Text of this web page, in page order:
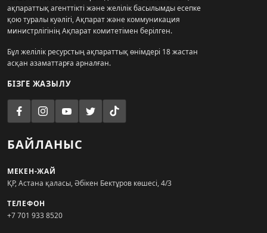
ақпараттық агенттікті және желілік басылымды есепке
қою туралы куәлігі, Ақпарат және коммуникация
министрлігінің Ақпарат комитетімен берілген.
Бұл желілік ресурстың ақпараттық өнімдері 18 жастан
асқан азаматтарға арналған.
БІЗГЕ ЖАЗЫЛУ
БАЙЛАНЫС
МЕКЕН-ЖАЙ
ҚР, Астана қаласы, Әбікен Бектұров көшесі, 4/3
ТЕЛЕФОН
+7 701 933 8520